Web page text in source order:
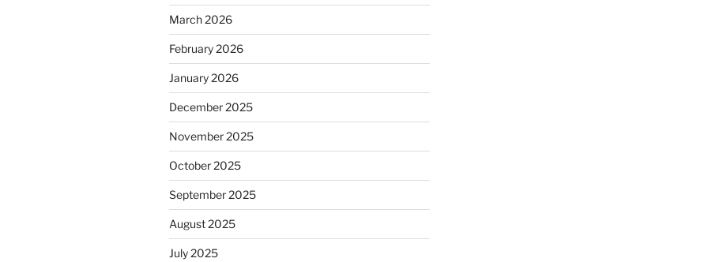
March 2026
February 2026
January 2026
December 2025
November 2025
October 2025
September 2025
August 2025
July 2025